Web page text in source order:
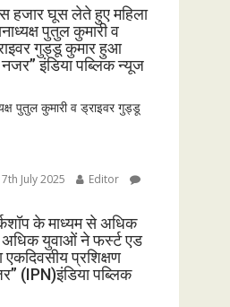
हजार घूस लेते हुए महिला
पुतुल कुमारी व
गुड्डू कुमार हुआ
इंडिया पब्लिक न्यूज
पुतुल कुमारी व ड्राइवर गुड्डू
7th July 2025
Editor
के माध्यम से अधिक
युवाओं ने फर्स्ट एड
एकदिवसीय प्रशिक्षण
(IPN)इंडिया पब्लिक